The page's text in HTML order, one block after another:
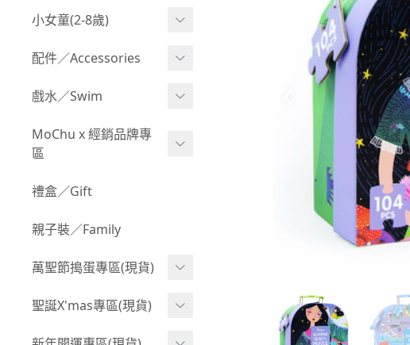
BABY 包屁衣(長袖)
BABY 外套
BABY 上身(短袖)
BABY 下身(短褲)
BABY 下身(長褲)
BABY 套裝(短袖)
BABY 套裝(長袖)
Boy 上身(短袖)
Boy 上身(長袖)
Boy 套裝(短袖)
叢林探險系列
小紳士系列
韓國小歐巴
小女童(2-8歲)
Girl 上身(短袖)
Girl 上身(長袖)
Girl 下身(長褲)
Girl 套裝(短袖)
率性牛仔風
夢幻童話系列
小洋裝系列
配件／Accessories
Acc 口水巾
Acc 襪子
Acc 鞋子
Acc 餐具
Acc 寢具
戲水／Swim
泳裝
泳具
野餐趣
MoChu x 經銷品牌專
區
©Wonchi 台灣 ｜ 兒童軟
©Disney 美國｜嬰兒用品
©風車圖書 台灣｜兒童圖
嘴
禮盒／Gift
親子裝／Family
萬聖節搗蛋專區(現貨)
萬聖造型頭套(3歲以上)
萬聖.嬰幼兒(0-2歲)
聖誕X'mas專區(現貨)
聖誕.嬰幼兒(0-2歲)